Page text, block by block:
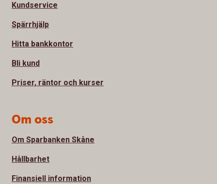
Kundservice
Spärrhjälp
Hitta bankkontor
Bli kund
Priser, räntor och kurser
Om oss
Om Sparbanken Skåne
Hållbarhet
Finansiell information